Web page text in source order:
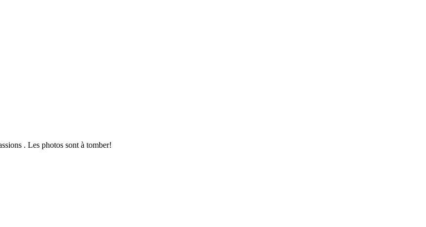
. Les photos sont à tomber!